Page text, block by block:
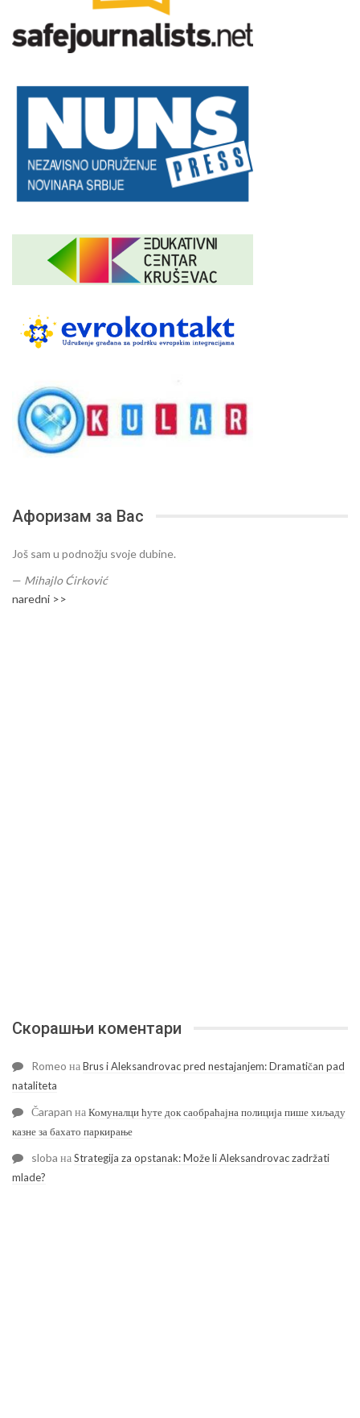
Афоризам за Вас
Još sam u podnožju svoje dubine.
— Mihajlo Ćirković
naredni >>
Скорашњи коментари
Romeo наBrus i Aleksandrovac pred nestajanjem: Dramatičan pad
nataliteta
Čarapan наКомуналци ћуте док саобраћајна полиција пише хиљаду
казне за бахато паркирање
sloba наStrategija za opstanak: Može li Aleksandrovac zadržati
mlade?